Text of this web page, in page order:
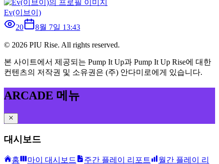
Ev(이브이)
20
8월 7일 13:43
© 2026 PIU Rise. All rights reserved.
본 사이트에서 제공되는 Pump It Up과 Pump It Up Rise에 대한
컨텐츠의 저작권 및 소유권은 (주) 안다미로에게 있습니다.
ARCADE 메뉴
대시보드
홈 마이 대시보드 주간 플레이 리포트
월간 플레이 리